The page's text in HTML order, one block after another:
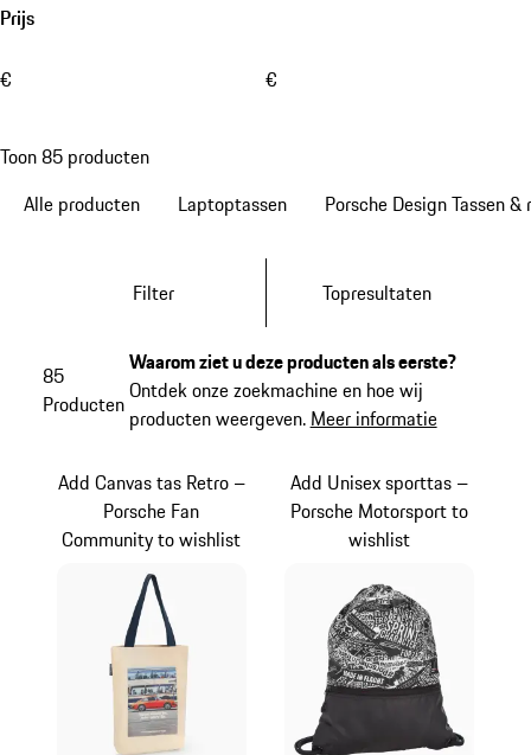
Prijs
€ €
Toon 85 producten
Alle producten
Laptoptassen Porsche Design Tassen &
Filter Topresultaten
85
Producten
Waarom ziet u deze producten als eerste?
Ontdek onze zoekmachine en hoe wij
producten weergeven. Meer informatie
Add Canvas tas Retro –
Porsche Fan
Community to wishlist
Add Unisex sporttas –
Porsche Motorsport to
wishlist